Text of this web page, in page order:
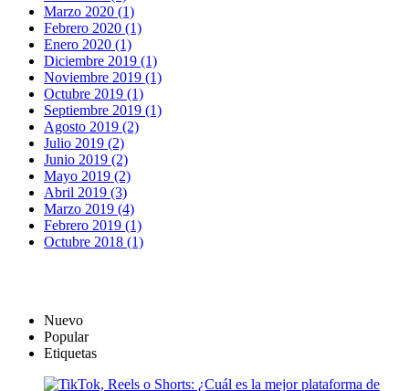
Marzo 2020 (1)
Febrero 2020 (1)
Enero 2020 (1)
Diciembre 2019 (1)
Noviembre 2019 (1)
Octubre 2019 (1)
Septiembre 2019 (1)
Agosto 2019 (2)
Julio 2019 (2)
Junio 2019 (2)
Mayo 2019 (2)
Abril 2019 (3)
Marzo 2019 (4)
Febrero 2019 (1)
Octubre 2018 (1)
Nuevo
Popular
Etiquetas